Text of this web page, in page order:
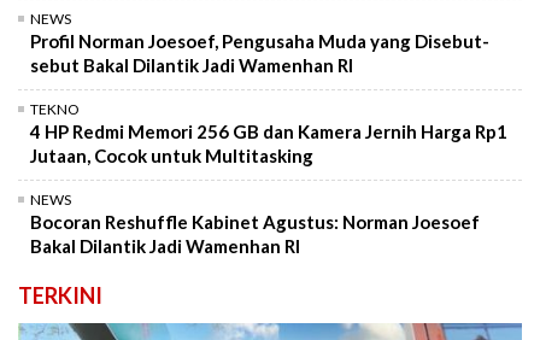
NEWS
Profil Norman Joesoef, Pengusaha Muda yang Disebut-
sebut Bakal Dilantik Jadi Wamenhan RI
TEKNO
4 HP Redmi Memori 256 GB dan Kamera Jernih Harga Rp1
Jutaan, Cocok untuk Multitasking
NEWS
Bocoran Reshuffle Kabinet Agustus: Norman Joesoef
Bakal Dilantik Jadi Wamenhan RI
TERKINI